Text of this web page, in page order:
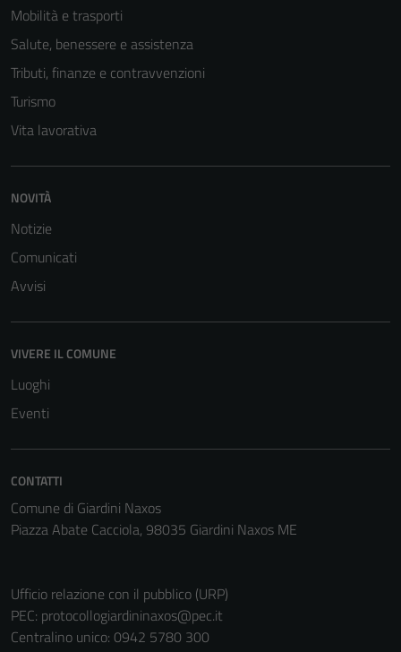
Mobilità e trasporti
Salute, benessere e assistenza
Tributi, finanze e contravvenzioni
Turismo
Vita lavorativa
NOVITÀ
Notizie
Comunicati
Avvisi
VIVERE IL COMUNE
Luoghi
Eventi
CONTATTI
Comune di Giardini Naxos
Piazza Abate Cacciola, 98035 Giardini Naxos ME
Ufficio relazione con il pubblico (URP)
PEC: protocollogiardininaxos@pec.it
Centralino unico: 0942 5780 300